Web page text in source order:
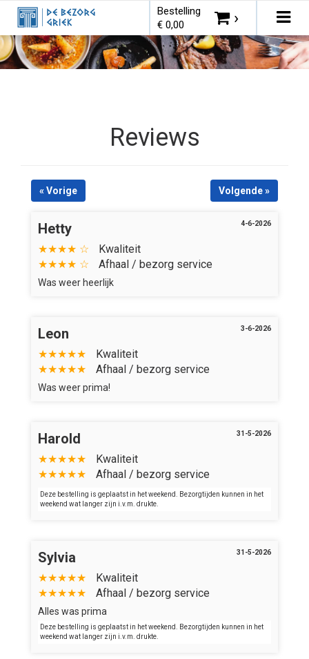
×
Bestelling
€ 0,00
›
Kies bestelmethode
U heeft nog geen producten in uw
Totaal:
Bestellen
Reviews
« Vorige Volgende »
Hetty
★★★★ ☆
Kwaliteit
★★★★ ☆
Afhaal / bezorg service
Was weer heerlijk
4-6-2026
Leon
★★★★★
Kwaliteit
★★★★★
Afhaal / bezorg service
Was weer prima!
3-6-2026
Harold
★★★★★
Kwaliteit
★★★★★
Afhaal / bezorg service
Deze bestelling is geplaatst in het weekend. Bezorgtijden kunnen in het
weekend wat langer zijn i.v.m. drukte.
31-5-2026
Sylvia
★★★★★
Kwaliteit
★★★★★
Afhaal / bezorg service
Alles was prima
Deze bestelling is geplaatst in het weekend. Bezorgtijden kunnen in het
weekend wat langer zijn i.v.m. drukte.
31-5-2026